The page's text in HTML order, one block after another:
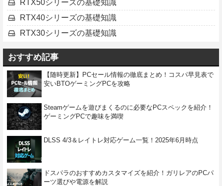
RTX50シリーズの基礎知識
RTX40シリーズの基礎知識
RTX30シリーズの基礎知識
おすすめ記事
【随時更新】PCセール情報の徹底まとめ！コスパ早見表で
安いBTOゲーミングPCを攻略
Steamゲームを遊びまくるのに必要なPCスペックを紹介！
ゲーミングPCで趣味を満喫
DLSS 4/3＆レイトレ対応ゲーム一覧！2025年6月時点
ドスパラのおすすめカスタマイズを紹介！ガリレアのPCパ
ーツ選びや電源を解説